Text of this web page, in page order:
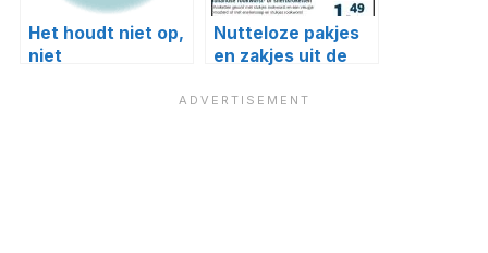
Het houdt niet op,
niet
pakjes en zakje #3
Nutteloze pakjes
en zakjes uit de